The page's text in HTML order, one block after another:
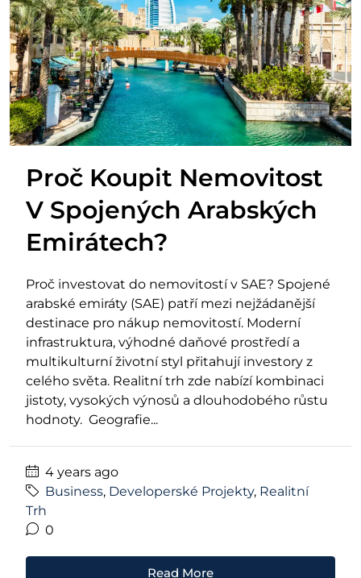
Proč Koupit Nemovitost
V Spojených Arabských
Emirátech?
Proč investovat do nemovitostí v SAE? Spojené
arabské emiráty (SAE) patří mezi nejžádanější
destinace pro nákup nemovitostí. Moderní
infrastruktura, výhodné daňové prostředí a
multikulturní životní styl přitahují investory z
celého světa. Realitní trh zde nabízí kombinaci
jistoty, vysokých výnosů a dlouhodobého růstu
hodnoty. Geografie...
4 years ago
Business, Developerské Projekty, Realitní
Trh
0
Read More